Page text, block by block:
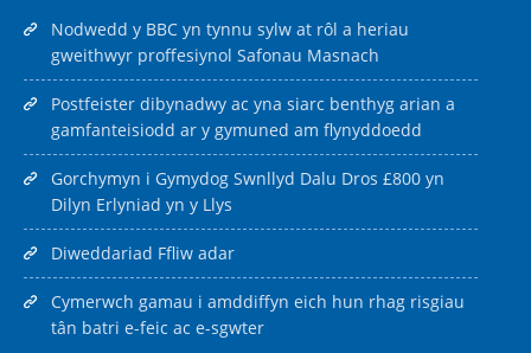
Nodwedd y BBC yn tynnu sylw at rôl a heriau
gweithwyr proffesiynol Safonau Masnach
Postfeister dibynadwy ac yna siarc benthyg arian a
gamfanteisiodd ar y gymuned am flynyddoedd
Gorchymyn i Gymydog Swnllyd Dalu Dros £800 yn
Dilyn Erlyniad yn y Llys
Diweddariad Ffliw adar
Cymerwch gamau i amddiffyn eich hun rhag risgiau
tân batri e-feic ac e-sgwter